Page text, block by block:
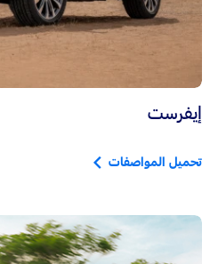
إيفرست
تحميل المواصفات